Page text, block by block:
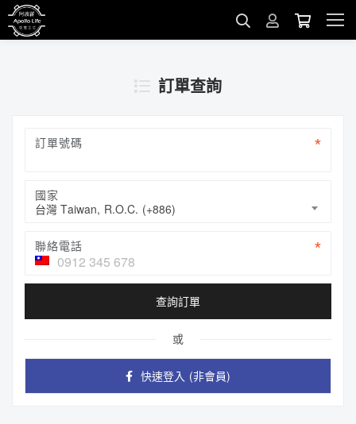
訂單查詢
訂單號碼
國家
台灣 Taiwan, R.O.C. (+886)
聯絡電話
查詢訂單
或
快速登入 (非會員)